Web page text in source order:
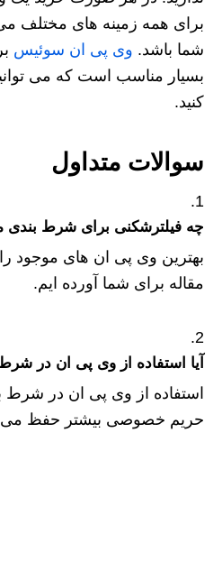
برای همه زمینه های مختلف می
شما باشد. وی پی ان سوئیس
بسیار مناسب است که می
کنید.
سوالات متداول
چه فیلترشکنی برای شرط
بهترین وی پی ان های موجود
مقاله برای شما آورده ایم.
آیا استفاده از وی پی ان در
استفاده از وی پی ان در
حریم خصوصی بیشتر حفظ